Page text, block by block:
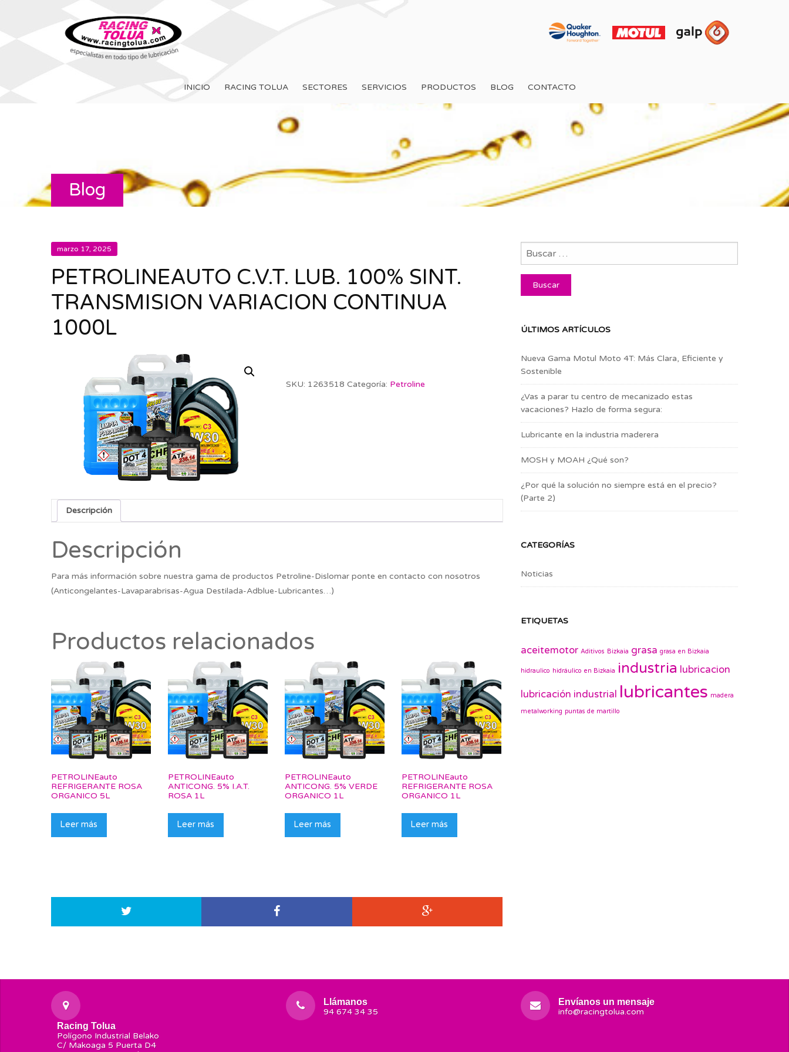
INICIO RACING TOLUA SECTORES SERVICIOS PRODUCTOS BLOG CONTACTO
Blog
marzo 17, 2025
PETROLINEAUTO C.V.T. LUB. 100% SINT.
TRANSMISION VARIACION CONTINUA
1000L
SKU: 1263518 Categoría: Petroline
Descripción
Descripción
Para más información sobre nuestra gama de productos Petroline-Dislomar ponte en contacto con nosotros
(Anticongelantes-Lavaparabrisas-Agua Destilada-Adblue-Lubricantes…)
Productos relacionados
PETROLINEauto
REFRIGERANTE ROSA
ORGANICO 5L
Leer más
PETROLINEauto
ANTICONG. 5% I.A.T.
ROSA 1L
Leer más
PETROLINEauto
ANTICONG. 5% VERDE
ORGANICO 1L
Leer más
PETROLINEauto
REFRIGERANTE ROSA
ORGANICO 1L
Leer más
ÚLTIMOS ARTÍCULOS
Nueva Gama Motul Moto 4T: Más Clara, Eficiente y
Sostenible
¿Vas a parar tu centro de mecanizado estas
vacaciones? Hazlo de forma segura:
Lubricante en la industria maderera
MOSH y MOAH ¿Qué son?
¿Por qué la solución no siempre está en el precio?
(Parte 2)
CATEGORÍAS
Noticias
ETIQUETAS
aceitemotor Aditivos Bizkaia grasa grasa en Bizkaia
hidraulico hidráulico en Bizkaia industria lubricacion
lubricación industrial lubricantes madera
metalworking puntas de martillo
Racing Tolua
Polígono Industrial Belako
C/ Makoaga 5 Puerta D4
Llámanos
94 674 34 35
Envíanos un mensaje
info@racingtolua.com